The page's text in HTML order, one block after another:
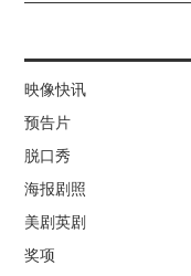
映像快讯
预告片
脱口秀
海报剧照
美剧英剧
奖项